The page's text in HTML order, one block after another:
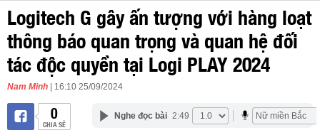
Logitech G gây ấn tượng với hàng loạt
thông báo quan trọng và quan hệ đối
tác độc quyền tại Logi PLAY 2024
Nam Minh | 16:10 25/09/2024
0
CHIA SẺ
Nghe đọc bài 2:49